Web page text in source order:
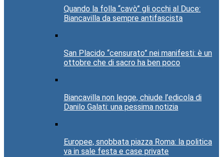
Quando la folla “cavò” gli occhi al Duce:
Biancavilla da sempre antifascista
San Placido “censurato” nei manifesti: è un
ottobre che di sacro ha ben poco
Biancavilla non legge, chiude l’edicola di
Danilo Galati: una pessima notizia
Europee, snobbata piazza Roma: la politica
va in sale festa e case private